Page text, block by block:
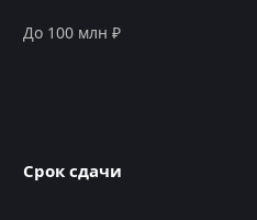
До 100 млн ₽
Срок сдачи